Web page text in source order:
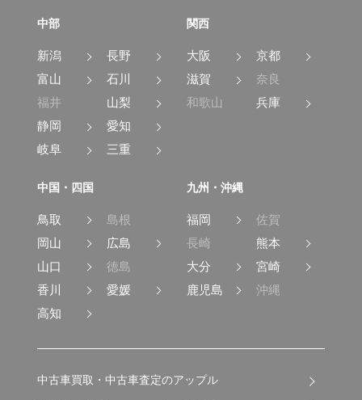
中部
新潟
長野
富山
石川
福井
山梨
静岡
愛知
岐阜
三重
関西
大阪
京都
滋賀
奈良
和歌山
兵庫
中国・四国
鳥取
島根
岡山
広島
山口
徳島
香川
愛媛
高知
九州・沖縄
福岡
佐賀
長崎
熊本
大分
宮崎
鹿児島
沖縄
中古車買取・中古車査定のアップル